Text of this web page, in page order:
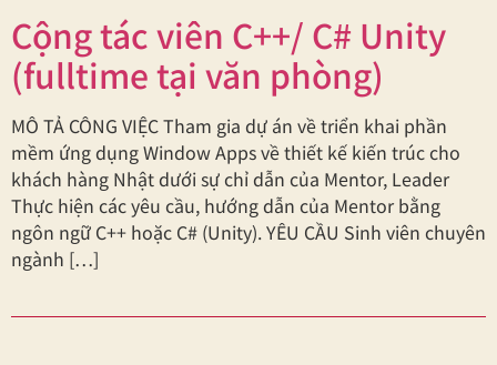
Cộng tác viên C++/ C# Unity
(fulltime tại văn phòng)
MÔ TẢ CÔNG VIỆC Tham gia dự án về triển khai phần
mềm ứng dụng Window Apps về thiết kế kiến trúc cho
khách hàng Nhật dưới sự chỉ dẫn của Mentor, Leader
Thực hiện các yêu cầu, hướng dẫn của Mentor bằng
ngôn ngữ C++ hoặc C# (Unity). YÊU CẦU Sinh viên chuyên
ngành […]